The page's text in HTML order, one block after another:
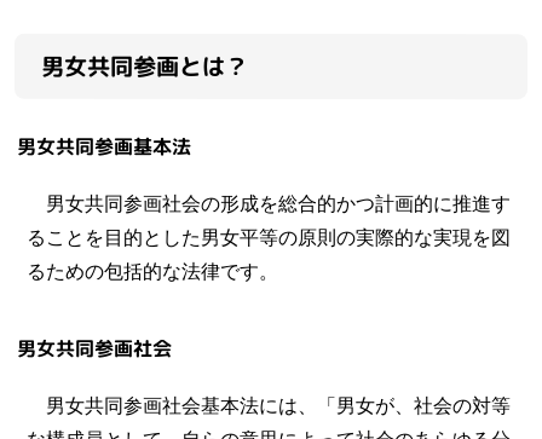
男女共同参画とは？
男女共同参画基本法
男女共同参画社会の形成を総合的かつ計画的に推進す
ることを目的とした男女平等の原則の実際的な実現を図
るための包括的な法律です。
男女共同参画社会
男女共同参画社会基本法には、「男女が、社会の対等